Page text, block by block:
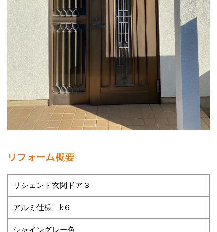
リフォーム概要
リシェント玄関ドア３
アルミ仕様 k６
シャイングレー色